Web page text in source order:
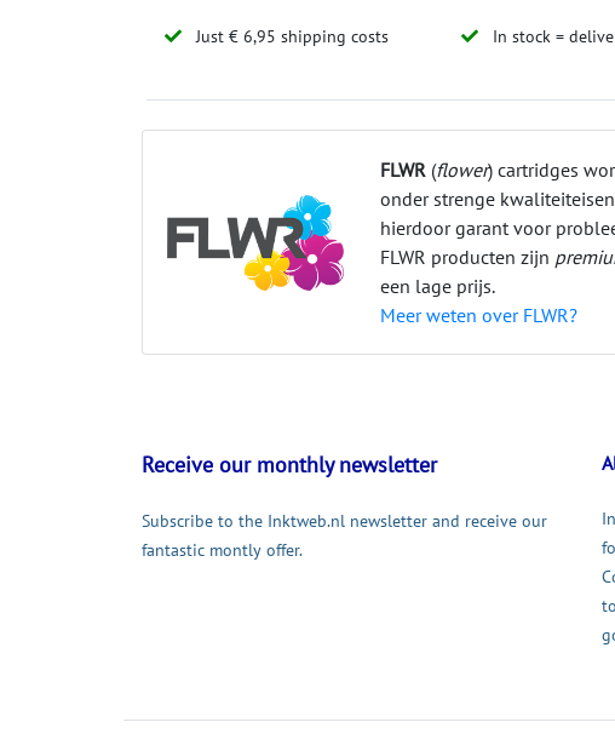
Just € 6,95 shipping costs In stock =
FLWR (flower) cartridges
onder strenge
hierdoor garant voor
FLWR producten zijn
een lage prijs.
Meer weten over FLWR?
Receive our monthly newsletter
Subscribe to the Inktweb.nl newsletter and receive our
fantastic montly offer.